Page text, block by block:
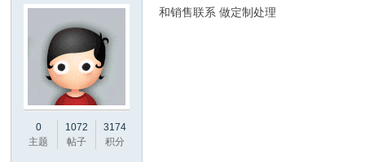
0
主题
1072
帖子
3174
积分
和销售联系 做定制处理